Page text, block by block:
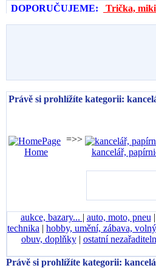
DOPORUČUJEME: Trička,
Právě si prohlížíte kategorii:
Home
=>>
kancelář,
aukce, bazary... | auto, moto, pneu |
technika | hobby, umění, zábava,
obuv, doplňky| ostatní
Právě si prohlížíte kategorii: